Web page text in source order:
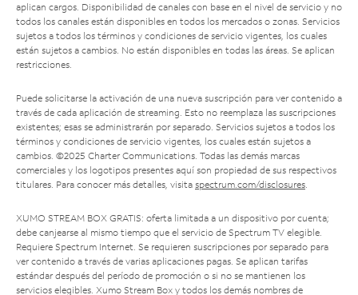
aplican cargos. Disponibilidad de canales con base en el nivel de servicio y no
todos los canales están disponibles en todos los mercados o zonas. Servicios
sujetos a todos los términos y condiciones de servicio vigentes, los cuales
están sujetos a cambios. No están disponibles en todas las áreas. Se aplican
restricciones.
Puede solicitarse la activación de una nueva suscripción para ver contenido a
través de cada aplicación de streaming. Esto no reemplaza las suscripciones
existentes; esas se administrarán por separado. Servicios sujetos a todos los
términos y condiciones de servicio vigentes, los cuales están sujetos a
cambios. ©2025 Charter Communications. Todas las demás marcas
comerciales y los logotipos presentes aquí son propiedad de sus respectivos
titulares. Para conocer más detalles, visita spectrum.com/disclosures.
XUMO STREAM BOX GRATIS: oferta limitada a un dispositivo por cuenta;
debe canjearse al mismo tiempo que el servicio de Spectrum TV elegible.
Requiere Spectrum Internet. Se requieren suscripciones por separado para
ver contenido a través de varias aplicaciones pagas. Se aplican tarifas
estándar después del período de promoción o si no se mantienen los
servicios elegibles. Xumo Stream Box y todos los demás nombres de